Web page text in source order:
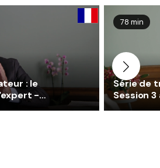
néerlandais consacré à la
en Psychotrauma. Narratieve
theorie en praktijk » (Éditions
: le
-
78 min
Série de
Session